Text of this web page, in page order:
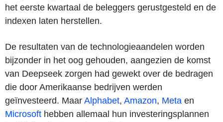
het eerste kwartaal de beleggers gerustgesteld en de
indexen laten herstellen.
De resultaten van de technologieaandelen worden
bijzonder in het oog gehouden, aangezien de komst
van Deepseek zorgen had gewekt over de bedragen
die door Amerikaanse bedrijven werden
geïnvesteerd. Maar Alphabet, Amazon, Meta en
Microsoft hebben allemaal hun investeringsplannen